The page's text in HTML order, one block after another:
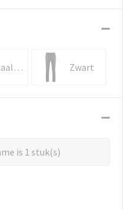
Staalgrijs Melangé Zwart
is 1 stuk(s)